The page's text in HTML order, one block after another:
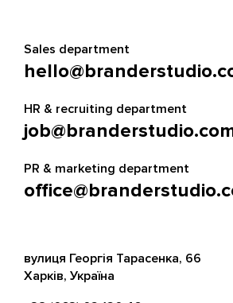
Sales department
HR & recruiting department
PR & marketing department
вулиця Георгія Тарасенка, 66
Харків, Україна